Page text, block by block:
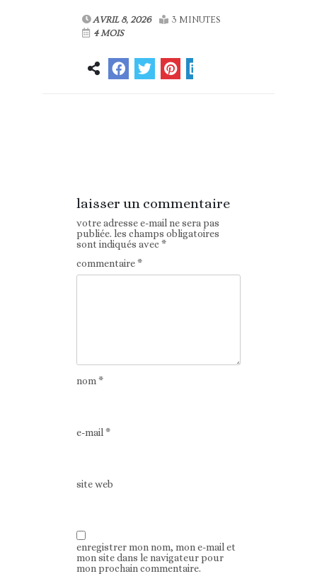
AVRIL 8, 2026
3 MINUTES
4 MOIS
laisser un commentaire
votre adresse e-mail ne sera pas
publiée. les champs obligatoires
sont indiqués avec*
commentaire*
nom*
e-mail*
site web
enregistrer mon nom, mon e-mail et
mon site dans le navigateur pour
mon prochain commentaire.